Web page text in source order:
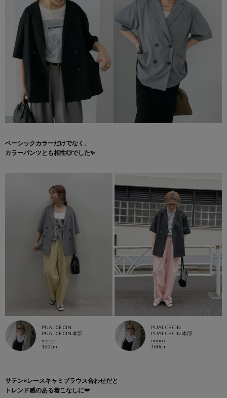
ベーシックカラーだけでなく、
カラーパンツとも相性◎でした✨️
PUAL CE CIN
PUAL CE CIN 本部
norico
160cm
PUAL CE CIN
PUAL CE CIN 本部
norico
160cm
サテン×レースキャミブラウス合わせだと
トレンド感のある着こなしに🪽